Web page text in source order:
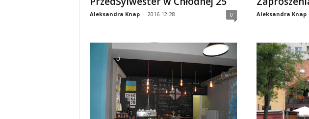
Aleksandra Knap - 2016-12-28 0 Aleksandra Knap